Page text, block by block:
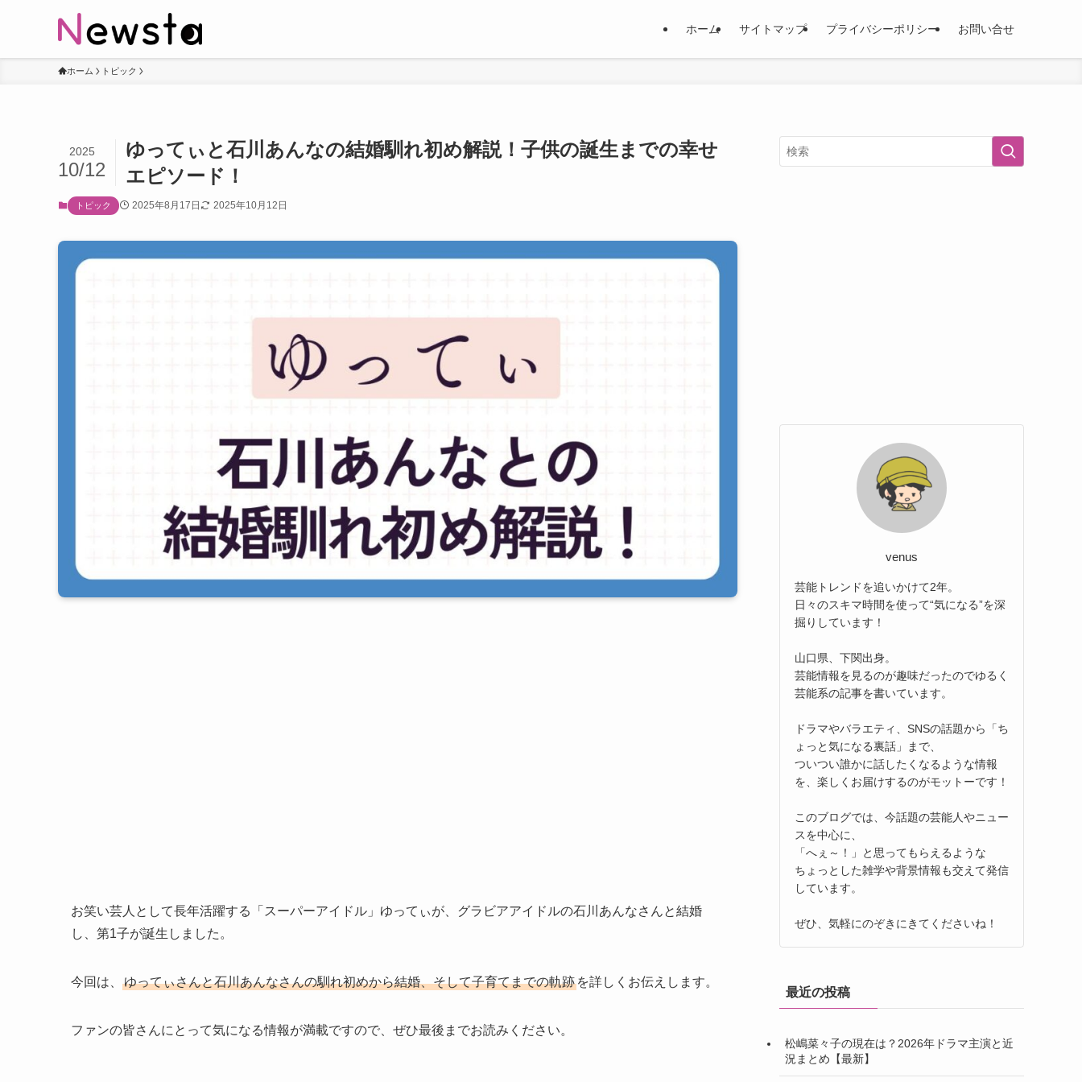
ホーム サイトマップ プライバシーポリシー お問い合せ
ホーム トピック
ゆってぃと石川あんなの結婚馴れ初め解説！子供の誕生までの幸せ
エピソード！
2025
10/12
トピック 2025年8月17日 2025年10月12日
お笑い芸人として長年活躍する「スーパーアイドル」ゆってぃが、グラビアアイドルの石川あんなさんと結婚
し、第1子が誕生しました。
今回は、 ゆってぃさんと石川あんなさんの馴れ初めから結婚、そして子育てまでの軌跡 を詳しくお伝えします。
ファンの皆さんにとって気になる情報が満載ですので、ぜひ最後までお読みください。
venus
芸能トレンドを追いかけて2年。
日々のスキマ時間を使って“気になる”を深
掘りしています！
山口県、下関出身。
芸能情報を見るのが趣味だったのでゆるく
芸能系の記事を書いています。
ドラマやバラエティ、SNSの話題から「ち
ょっと気になる裏話」まで、
ついつい誰かに話したくなるような情報
を、楽しくお届けするのがモットーです！
このブログでは、今話題の芸能人やニュー
スを中心に、
「へぇ～！」と思ってもらえるような
ちょっとした雑学や背景情報も交えて発信
しています。
ぜひ、気軽にのぞきにきてくださいね！
最近の投稿
松嶋菜々子の現在は？2026年ドラマ主演と近
況まとめ【最新】